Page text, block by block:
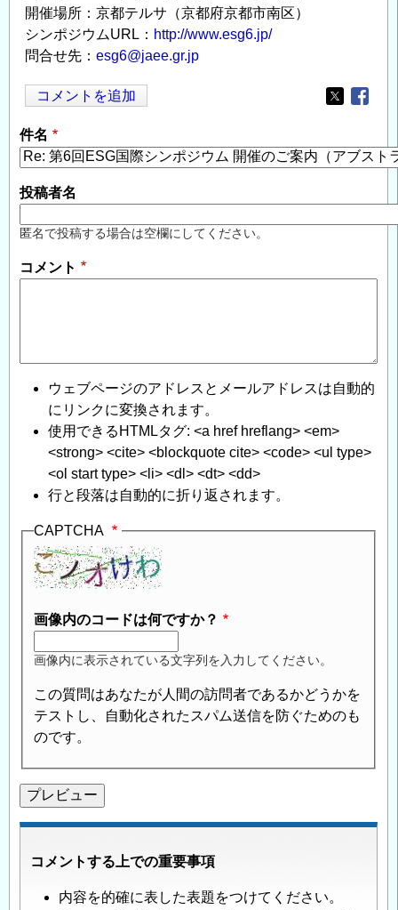
開催場所：京都テルサ（京都府京都市南区）
シンポジウムURL： http://www.esg6.jp/
問合せ先： esg6@jaee.gr.jp
コメントを追加
Opens in
件名
投稿者名
匿名で投稿する場合は空欄にしてください。
コメント
ウェブページのアドレスとメールアドレスは自動的
にリンクに変換されます。
使用できるHTMLタグ: <a href hreflang> <em>
<strong> <cite> <blockquote cite> <code> <ul type>
<ol start type> <li> <dl> <dt> <dd>
行と段落は自動的に折り返されます。
CAPTCHA
画像内のコードは何ですか？
画像内に表示されている文字列を入力してください。
この質問はあなたが人間の訪問者であるかどうかを
テストし、自動化されたスパム送信を防ぐためのも
のです。
コメントする上での重要事項
内容を的確に表した表題をつけてください。